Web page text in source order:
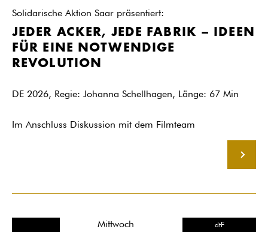
Solidarische Aktion Saar präsentiert:
JEDER ACKER, JEDE FABRIK – IDEEN
FÜR EINE NOTWENDIGE
REVOLUTION
DE 2026, Regie: Johanna Schellhagen, Länge: 67 Min
Im Anschluss Diskussion mit dem Filmteam
Mittwoch dtF